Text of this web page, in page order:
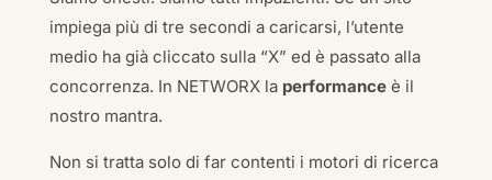
impiega più di tre secondi a caricarsi, l’utente
medio ha già cliccato sulla “X” ed è passato alla
concorrenza. In NETWORX la performanceè il
nostro mantra.
Non si tratta solo di far contenti i motori di ricerca